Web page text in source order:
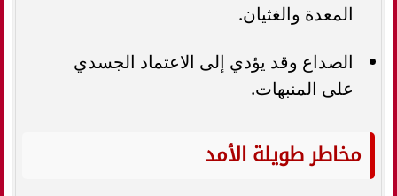
المعدة والغثيان.
الصداع وقد يؤدي إلى الاعتماد الجسدي
على المنبهات.
مخاطر طويلة الأمد